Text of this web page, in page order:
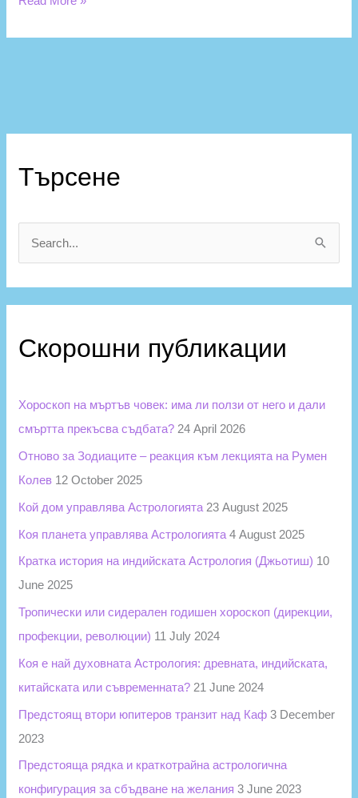
Търсене
c
:
Скорошни публикации
Хороскоп на мъртъв човек: има ли ползи от него и дали
смъртта прекъсва съдбата? 24 April 2026
Отново за Зодиаците – реакция към лекцията на Румен
Колев 12 October 2025
Кой дом управлява Астрологията 23 August 2025
Коя планета управлява Астрологията 4 August 2025
Кратка история на индийската Астрология (Джьотиш) 10
June 2025
Тропически или сидерален годишен хороскоп (дирекции,
профекции, революции) 11 July 2024
Коя е най духовната Астрология: древната, индийската,
китайската или съвременната? 21 June 2024
Предстоящ втори юпитеров транзит над Каф 3 December
2023
Предстояща рядка и краткотрайна астрологична
конфигурация за сбъдване на желания 3 June 2023
а
о
р
и